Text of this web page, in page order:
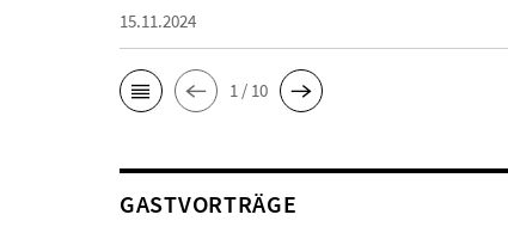
15.11.2024
1 / 10
GASTVORTRÄGE